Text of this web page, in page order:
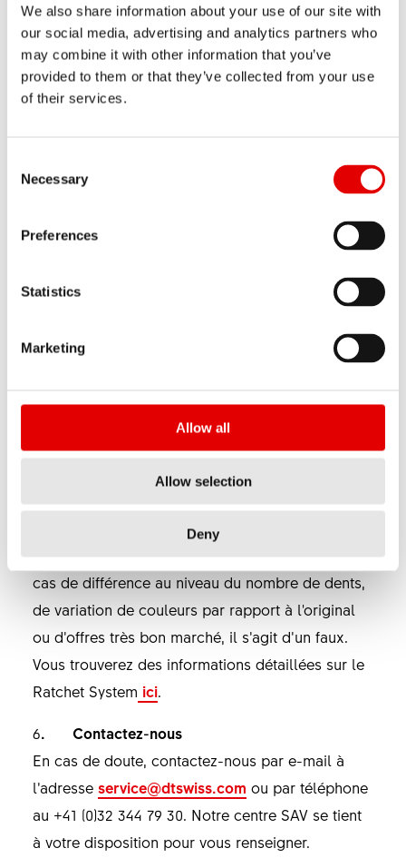
We also share information about your use of our site with
our social media, advertising and analytics partners who
may combine it with other information that you’ve
provided to them or that they’ve collected from your use
of their services.
Necessary
Preferences
Statistics
Marketing
Allow all
Allow selection
Deny
Vérifier le mode de paiement
Appelez pour tester en cas de doute
Les contrefaçons sont très souvent proposées à
prix de vente à d’autres offres. Un prix nettement
d’avertissement sans équivoque.
5. La contrefaçon DT Swiss la plus courante
L’un des produits DT Swiss les plus connus et
appréciés des contrefacteurs est le Ratchet
System (couronne dentée). L’original existe dans
les versions 18T, 24T, 36T et 54T (T = dents). En
cas de différence au niveau du nombre de dents,
de variation de couleurs par rapport à l'original
ou d’offres très bon marché, il s’agit d’un faux.
Vous trouverez des informations détaillées sur le
Ratchet System ici.
6. Contactez-nous
En cas de doute, contactez-nous par e-mail à
l’adresse service@dtswiss.com ou par téléphone
au +41 (0)32 344 79 30. Notre centre SAV se tient
à votre disposition pour vous renseigner.